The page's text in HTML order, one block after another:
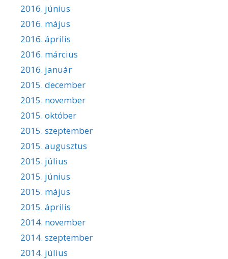
2016. június
2016. május
2016. április
2016. március
2016. január
2015. december
2015. november
2015. október
2015. szeptember
2015. augusztus
2015. július
2015. június
2015. május
2015. április
2014. november
2014. szeptember
2014. július